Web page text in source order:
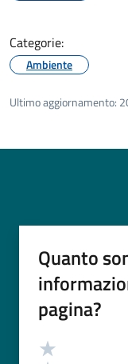
Categorie:
Ambiente
Ultimo aggiornamento:
Quanto
pagina?
Valutazione